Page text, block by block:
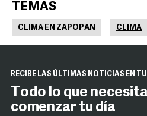
TEMAS
CLIMA EN ZAPOPAN CLIMA
RECIBE LAS ÚLTIMAS NOTICIAS EN
Todo lo que
comenzar tu día